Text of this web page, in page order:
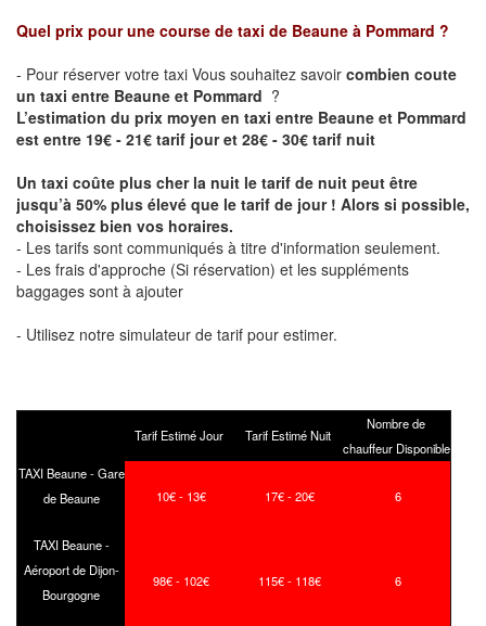
Quel prix pour une course de taxi de Beaune à Pommard ?
- Pour réserver votre taxi Vous souhaitez savoir combien coute
un taxi entre Beaune et Pommard ?
L’estimation du prix moyen en taxi entre Beaune et Pommard
est entre 19€ - 21€ tarif jour et 28€ - 30€ tarif nuit
Un taxi coûte plus cher la nuit le tarif de nuit peut être
jusqu’à 50% plus élevé que le tarif de jour ! Alors si possible,
choisissez bien vos horaires.
- Les tarifs sont communiqués à titre d'information seulement.
- Les frais d'approche (Si réservation) et les suppléments
baggages sont à ajouter
- Utilisez notre simulateur de tarif pour estimer.
Tarif Estimé Jour Tarif Estimé Nuit
Nombre de
chauffeur Disponible
TAXI Beaune - Gare
de Beaune
10€ - 13€ 17€ - 20€ 6
TAXI Beaune -
Aéroport de Dijon-
Bourgogne
98€ - 102€ 115€ - 118€ 6